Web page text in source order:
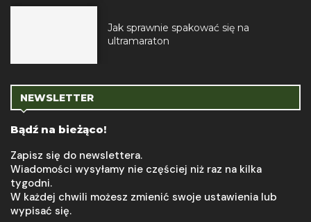
Jak sprawnie spakować się na
ultramaraton
NEWSLETTER
Bądź na bieżąco!
Zapisz się do newslettera.
Wiadomości wysyłamy nie częściej niż raz na kilka
tygodni.
W każdej chwili możesz zmienić swoje ustawienia lub
wypisać się.